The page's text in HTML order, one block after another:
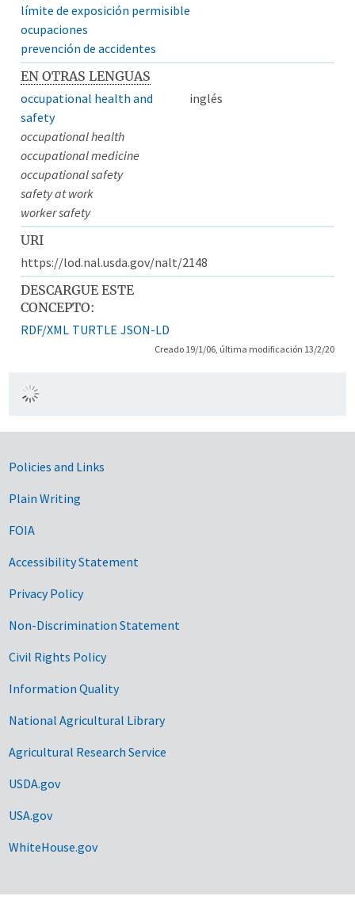
límite de exposición permisible
ocupaciones
prevención de accidentes
EN OTRAS LENGUAS
occupational health and
safety
inglés
occupational health
occupational medicine
occupational safety
safety at work
worker safety
URI
https://lod.nal.usda.gov/nalt/2148
DESCARGUE ESTE
CONCEPTO:
RDF/XML TURTLE JSON-LD
Creado 19/1/06, última modificación 13/2/20
Government Links
Policies and Links
Plain Writing
FOIA
Accessibility Statement
Privacy Policy
Non-Discrimination Statement
Civil Rights Policy
Information Quality
National Agricultural Library
Agricultural Research Service
USDA.gov
USA.gov
WhiteHouse.gov